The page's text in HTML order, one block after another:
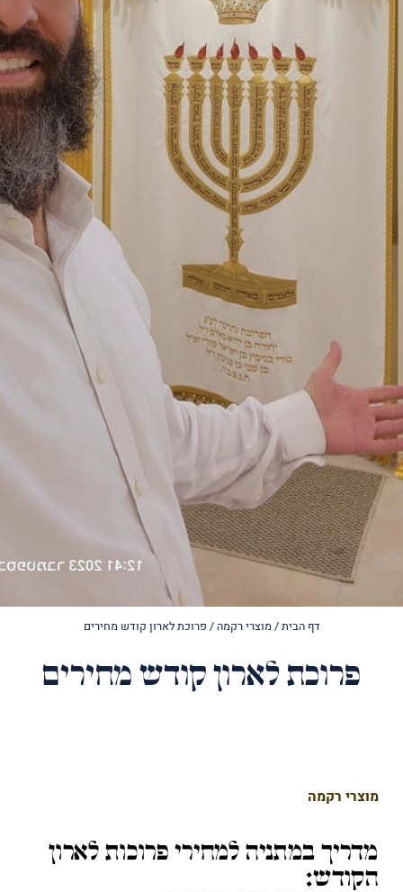
דף הבית/ מוצרי רקמה / פרוכת לארון קודש מחירים
פרוכת לארון קודש מחירים
מוצרי רקמה
מדריך במתניה למחירי פרוכות לארון
הקודש: